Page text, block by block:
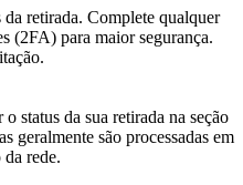
da retirada. Complete qualquer
(2FA) para maior segurança.
status da sua retirada na seção
geralmente são processadas em
rede.